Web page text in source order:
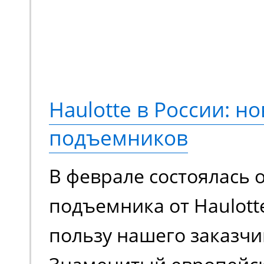
еще более
сравнению с
поколения.
Haulotte в России:
подъемников
В феврале состоялась
подъемника от
пользу нашего